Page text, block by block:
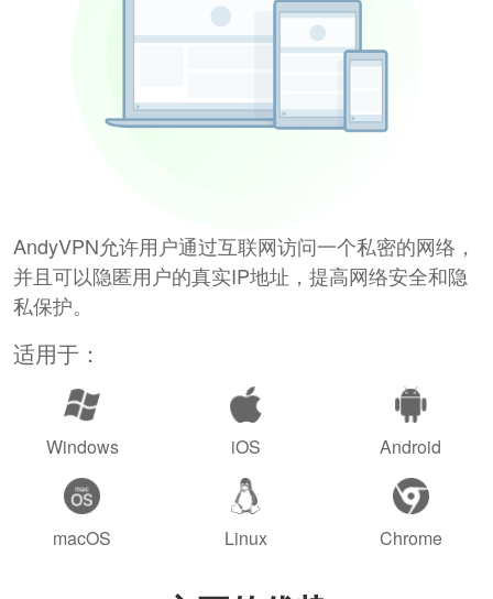
AndyVPN允许用户通过互联网访问一个私密的网络，
并且可以隐匿用户的真实IP地址，提高网络安全和隐
私保护。
适用于：
Windows iOS Android
macOS Linux Chrome